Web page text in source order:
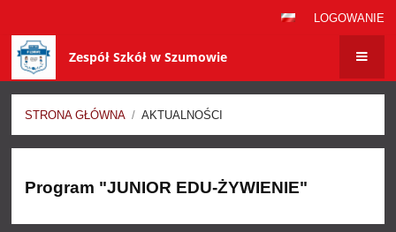
LOGOWANIE
Zespół Szkół w Szumowie
STRONA GŁÓWNA / AKTUALNOŚCI
Program "JUNIOR EDU-ŻYWIENIE"